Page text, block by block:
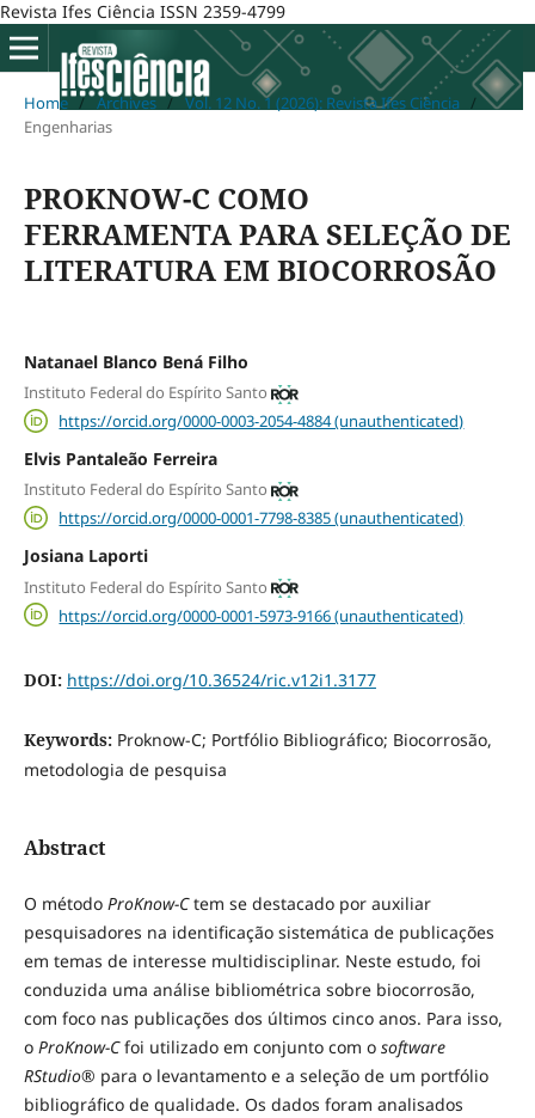
Revista Ifes Ciência ISSN 2359-4799
Home / Archives / Vol. 12 No. 1 (2026): Revista Ifes Ciência /
Engenharias
PROKNOW-C COMO
FERRAMENTA PARA SELEÇÃO DE
LITERATURA EM BIOCORROSÃO
Natanael Blanco Bená Filho
Instituto Federal do Espírito Santo
https://orcid.org/0000-0003-2054-4884 (unauthenticated)
Elvis Pantaleão Ferreira
Instituto Federal do Espírito Santo
https://orcid.org/0000-0001-7798-8385 (unauthenticated)
Josiana Laporti
Instituto Federal do Espírito Santo
https://orcid.org/0000-0001-5973-9166 (unauthenticated)
DOI: https://doi.org/10.36524/ric.v12i1.3177
Keywords: Proknow-C; Portfólio Bibliográfico; Biocorrosão,
metodologia de pesquisa
Abstract
O método ProKnow-Ctem se destacado por auxiliar
pesquisadores na identificação sistemática de publicações
em temas de interesse multidisciplinar. Neste estudo, foi
conduzida uma análise bibliométrica sobre biocorrosão,
com foco nas publicações dos últimos cinco anos. Para isso,
o ProKnow-Cfoi utilizado em conjunto com o software
RStudio® para o levantamento e a seleção de um portfólio
bibliográfico de qualidade. Os dados foram analisados